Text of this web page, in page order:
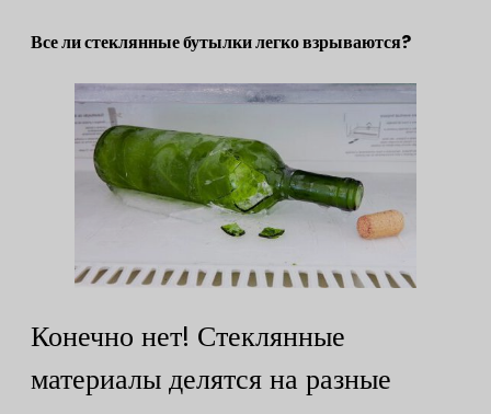
Все ли стеклянные бутылки легко взрываются?
Конечно нет! Стеклянные
материалы делятся на разные